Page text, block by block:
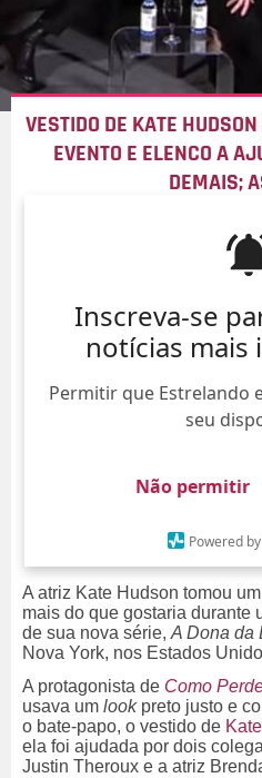
Inscreva-se
notícias
Permitir que Estrelando
seu
Não permitir
Powered
VESTIDO DE KATE
EVENTO E ELENCO A
DEMAIS;
A atriz Kate Hudson tomou
mais do que gostaria durante
de sua nova série, A Dona da
Nova York, nos Estados
A protagonista de Como
usava um look preto justo e
o bate-papo, o vestido de Kate
ela foi ajudada por dois
Justin Theroux e a atriz